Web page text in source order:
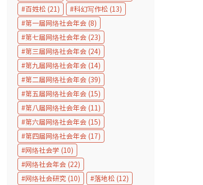
百姓松 (21) 科幻写作松 (13)
第一届网络社会年会 (8)
第七届网络社会年会 (23)
第三届网络社会年会 (24)
第九届网络社会年会 (14)
第二届网络社会年会 (39)
第五届网络社会年会 (15)
第八届网络社会年会 (11)
第六届网络社会年会 (15)
第四届网络社会年会 (17)
网络社会学 (10)
网络社会年会 (22)
网络社会研究 (10) 落地松 (12)